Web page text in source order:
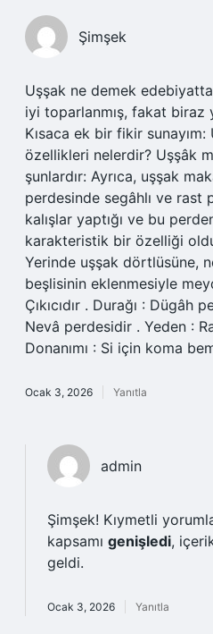
Şimşek
Uşşak ne demek
iyi toparlanmış, fakat biraz
Kısaca ek bir fikir sunayım:
özellikleri nelerdir? Uşşâk
şunlardır: Ayrıca, uşşak
perdesinde segâhlı ve rast
kalışlar yaptığı ve bu
karakteristik bir özelliği
Yerinde uşşak dörtlüsüne,
beşlisinin eklenmesiyle
Çıkıcıdır . Durağı : Dügâh
Nevâ perdesidir . Yeden :
Donanımı : Si için koma
Ocak 3, 2026 Yanıtla
admin
Şimşek! Kıymetli
kapsamı genişledi,
geldi.
Ocak 3, 2026 Yanıtla